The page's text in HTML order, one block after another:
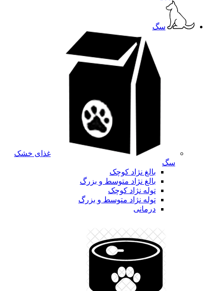
سگ
غذای خشک
سگ
بالغ نژاد کوچک
بالغ نژاد متوسط و بزرگ
توله نژاد کوچک
توله نژاد متوسط و بزرگ
درمانی